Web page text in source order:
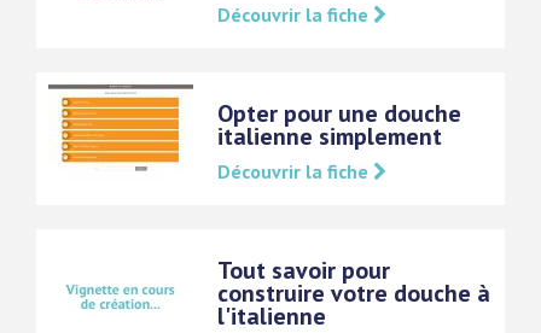
Découvrir la fiche
Opter pour une douche
italienne simplement
Découvrir la fiche
Tout savoir pour
construire votre douche à
l'italienne